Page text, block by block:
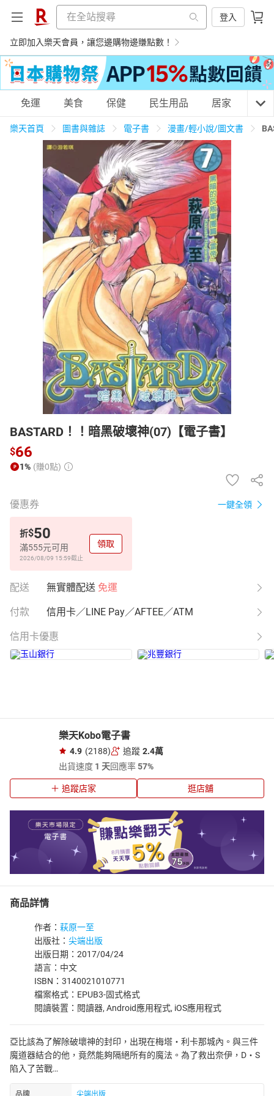
登入
立即加入樂天會員，讓您邊購物邊賺點數！
購物網分類
美食蛋糕 養生保健 民生用品
居家生活 3C家電 運動休閒 親子玩具
女裝 男裝 化妝保養 情趣用品
日本購物 電子/紙本書
HOT
免運 美食 保健 民生用品 居家 3C
樂天首頁 圖書與雜誌 電子書 漫畫/輕小說/圖文書
BASTARD！！暗黑破壞神(07)【電子書】
$66
1% (賺0點)
優惠券 一鍵全領
折$50
滿555元可用
2026/08/09 15:59截止
領取
配送 無實體配送 免運
付款 信用卡／LINE Pay／AFTEE／ATM
信用卡優惠
樂天Kobo電子書
4.9 (2188) 追蹤 2.4萬
出貨速度 1 天回應率57%
追蹤店家 逛店舖
商品詳情
作者： 萩原一至
出版社： 尖端出版
出版日期：2017/04/24
語言：中文
ISBN：3140021010771
檔案格式：EPUB3-固式格式
閱讀裝置：閱讀器, Android應用程式, iOS應用程式
亞比該為了解除破壞神的封印，出現在梅塔‧利卡那城內。與三件
魔道器結合的他，竟然能夠隔絕所有的魔法。為了救出奈伊，D‧S
陷入了苦戰…
品牌 尖端出版